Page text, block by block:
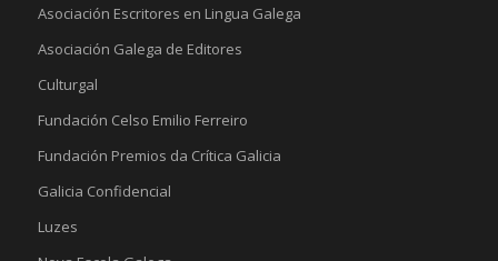
Asociación Escritores en Lingua Galega
Asociación Galega de Editores
Culturgal
Fundación Celso Emilio Ferreiro
Fundación Premios da Crítica Galicia
Galicia Confidencial
Luzes